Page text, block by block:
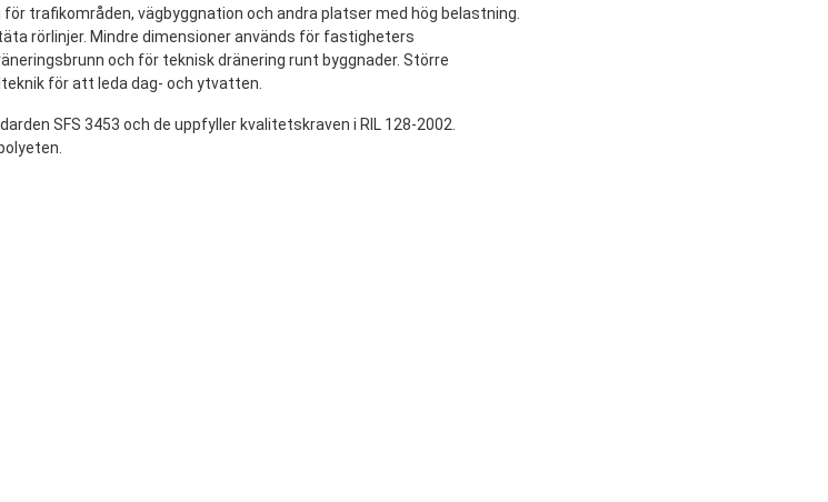
trafikområden, vägbyggnation och andra platser med hög belastning.
rörlinjer. Mindre dimensioner används för fastigheters
och för teknisk dränering runt byggnader. Större
för att leda dag- och ytvatten.
SFS 3453 och de uppfyller kvalitetskraven i RIL 128-2002.